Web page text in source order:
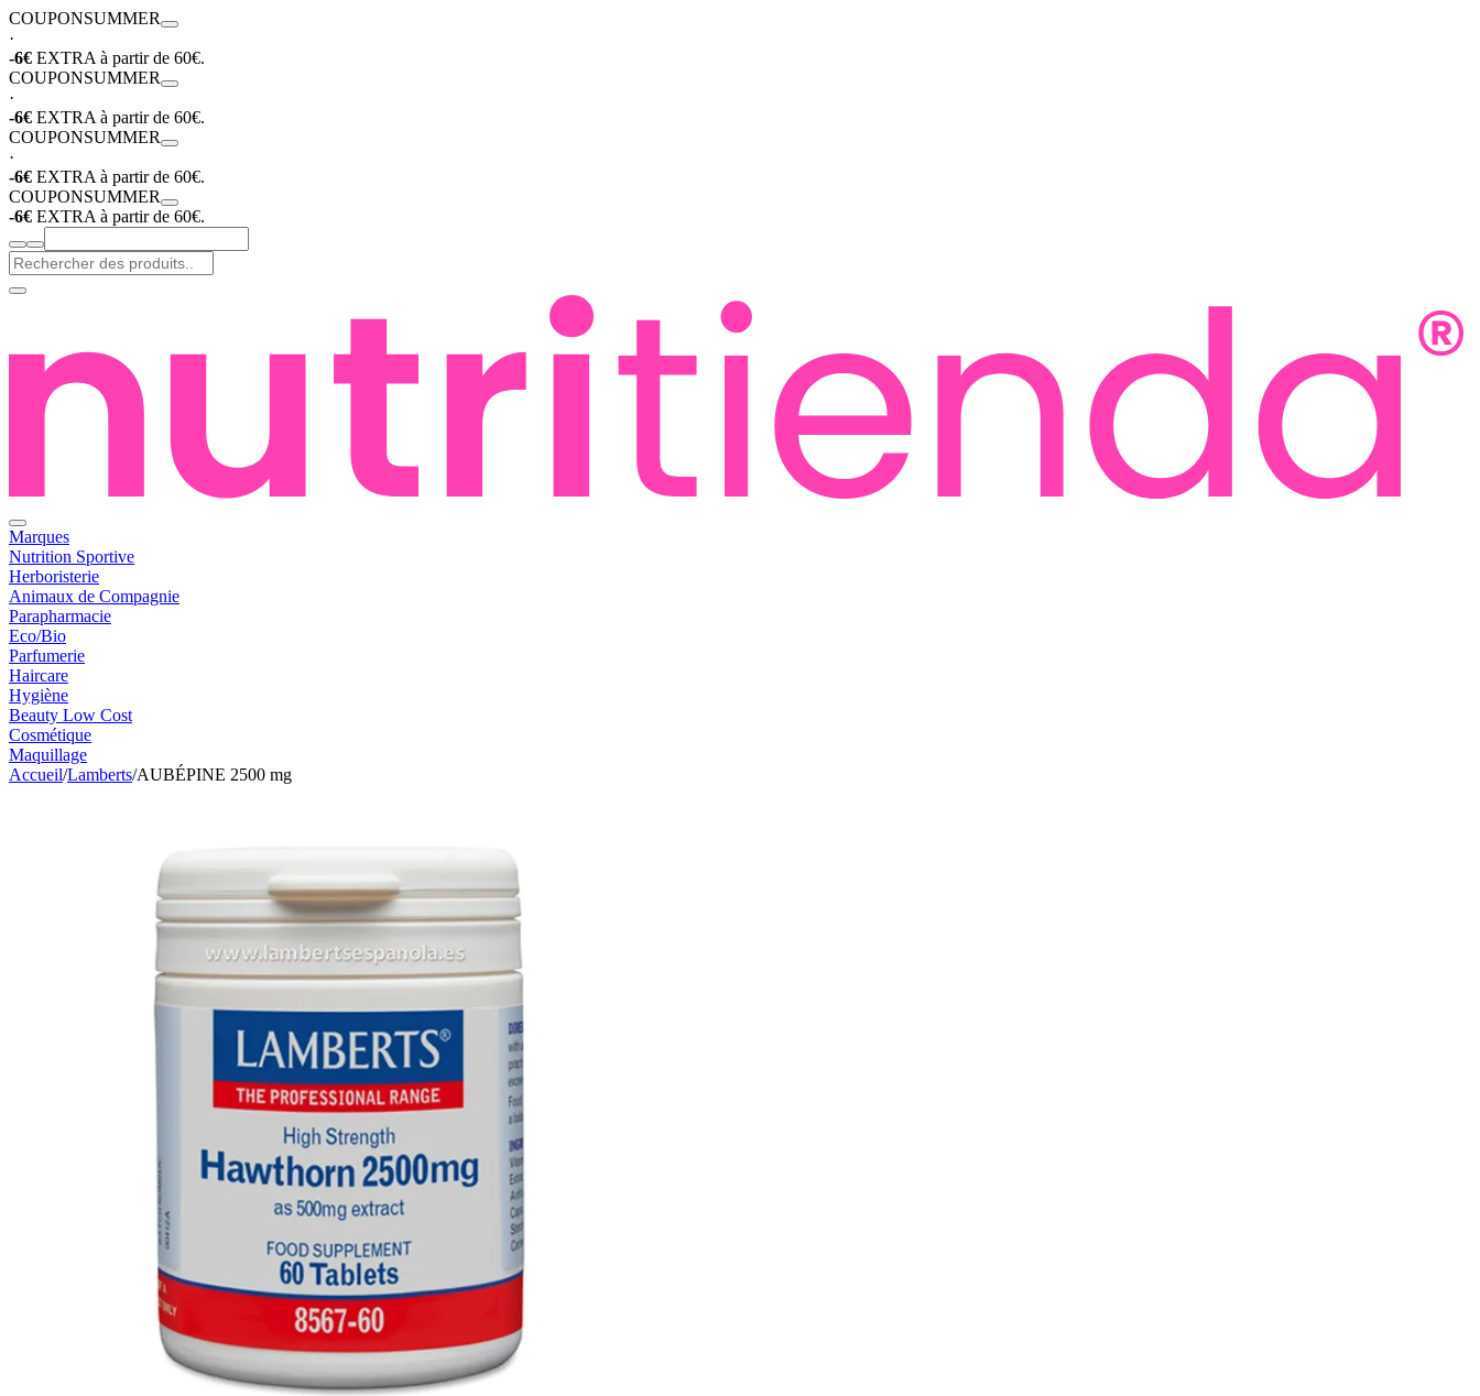
COUPONSUMMER
·
-6€ EXTRA à partir de 60€.
COUPONSUMMER
·
-6€ EXTRA à partir de 60€.
COUPONSUMMER
·
-6€ EXTRA à partir de 60€.
COUPONSUMMER
-6€ EXTRA à partir de 60€.
Marques
Nutrition Sportive
Herboristerie
Animaux de Compagnie
Parapharmacie
Eco/Bio
Parfumerie
Haircare
Hygiène
Beauty Low Cost
Cosmétique
Maquillage
Accueil/Lamberts/AUBÉPINE 2500 mg